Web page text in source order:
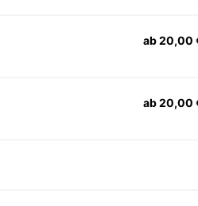
ab 20,00
ab 20,00